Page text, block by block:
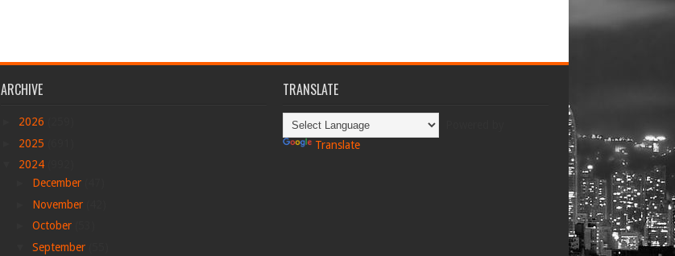
ARCHIVE
2026
2025
2024
December
November
October
September
TRANSLATE
Translate